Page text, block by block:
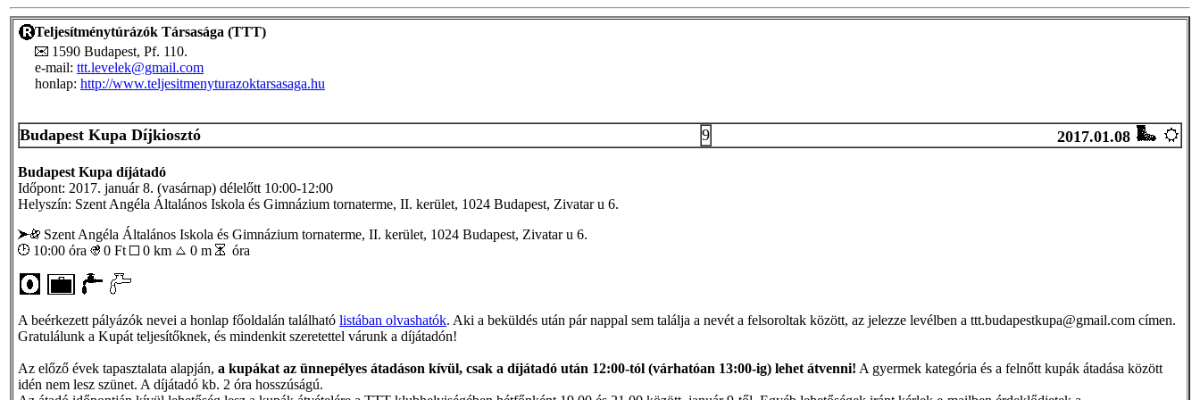
Teljesítménytúrázók Társasága (TTT)
1590 Budapest, Pf. 110.
e-mail: ttt.levelek@gmail.com
honlap: http://www.teljesitmenyturazoktarsasaga.hu
Budapest Kupa Díjkiosztó 9 2017.01.08
Budapest Kupa díjátadó
Időpont: 2017. január 8. (vasárnap) délelőtt 10:00-12:00
Helyszín: Szent Angéla Általános Iskola és Gimnázium tornaterme, II. kerület, 1024 Budapest, Zivatar u 6.
Szent Angéla Általános Iskola és Gimnázium tornaterme, II. kerület, 1024 Budapest, Zivatar u 6.
10:00 óra
0 Ft 0 km 0 m óra
A beérkezett pályázók nevei a honlap főoldalán található listában olvashatók. Aki a beküldés után pár nappal sem találja a nevét a felsoroltak között, az jelezze levélben a ttt.budapestkupa@gmail.com címen.
Gratulálunk a Kupát teljesítőknek, és mindenkit szeretettel várunk a díjátadón!
Az előző évek tapasztalata alapján, a kupákat az ünnepélyes átadáson kívül, csak a díjátadó után 12:00-tól (várhatóan 13:00-ig) lehet átvenni! A gyermek kategória és a felnőtt kupák átadása között
idén nem lesz szünet. A díjátadó kb. 2 óra hosszúságú.